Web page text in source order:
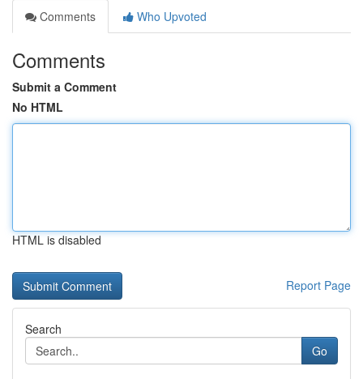
Comments
Who Upvoted
Comments
Submit a Comment
No HTML
HTML is disabled
Report Page
Search
Go